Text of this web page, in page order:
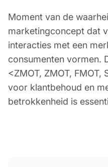
Moment van de
marketingconcept dat
interacties met een
consumenten vormen.
<ZMOT, ZMOT, FMOT,
voor klantbehoud en
betrokkenheid is